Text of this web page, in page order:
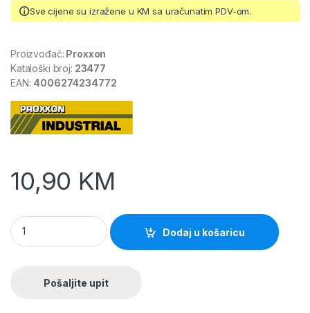
Sve cijene su izražene u KM sa uračunatim PDV-om.
Proizvođač: Proxxon
Kataloški broj: 23477
EAN: 4006274234772
10,90 KM
Dodaj u košaricu